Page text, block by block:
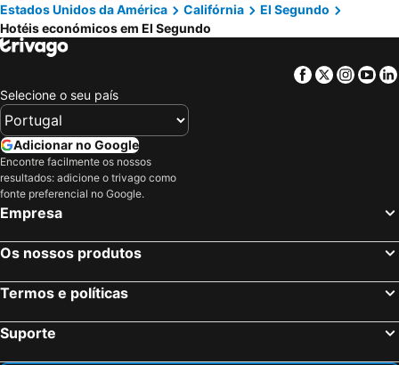
Hollywood Inn Suites Hotel
SureStay Hotel by Best Western Santa Monica
Gateway Hotel Santa Monica
Andaz West Hollywood, by Hyatt
The Westin Los Angeles Airport
Hyatt Centric Delfina Santa Monica
JW Marriott Los Angeles L.A. LIVE
Level Los Angeles - Downtown South Olive
Sunset Marquis
Kimpton Hotel Wilshire By Ihg
Hotel Angeleno
Los Angeles Airport Marriott
TownePlace Suites by Marriott Los Angeles LAX/Hawthorne
The Kinney Venice Beach
Estados Unidos da América
Califórnia
El Segundo
Hotéis económicos em El Segundo
Facebook
Twitter
Selecione o seu país
Adicionar no Google
Encontre facilmente os nossos
resultados: adicione o trivago como
fonte preferencial no Google.
Empresa
Os nossos produtos
Termos e políticas
Suporte